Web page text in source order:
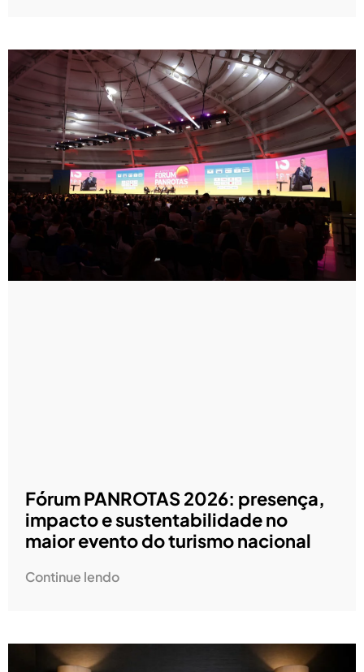
Fórum PANROTAS 2026: presença,
impacto e sustentabilidade no
maior evento do turismo nacional
Continue lendo